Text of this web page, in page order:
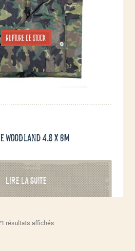
être
choisies
sur
la
page
du
produit
RUPTURE DE STOCK
Woodland 4.8 x 6m
LIRE LA SUITE
résultats affichés